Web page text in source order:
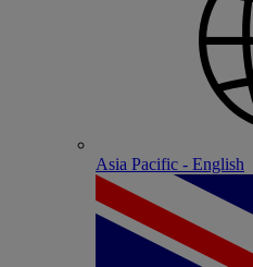
Asia Pacific - English